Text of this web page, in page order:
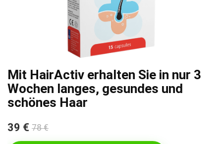
Mit HairActiv erhalten Sie in nur 3
Wochen langes, gesundes und
schönes Haar
39 € 78 €